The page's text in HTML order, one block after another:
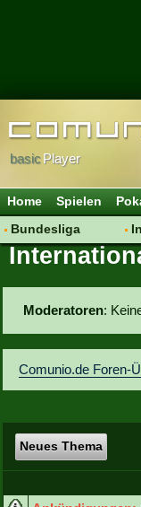
basicPlayer
Home Spielen
Bundesliga
Hot News
Spielanalyse
Vereinsfragen
Moderatoren:
Comunio.de Foren-
Neues Thema